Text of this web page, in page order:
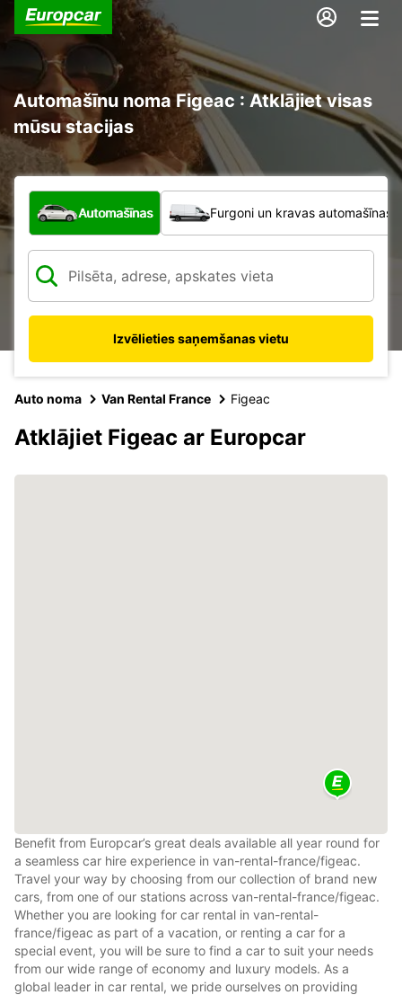
Automašīnu noma Figeac : Atklājiet visas
mūsu stacijas
Kāda veida transportlīdzeklis?
Automašīnas Furgoni un kravas automašīnas
Izvēlieties saņemšanas vietu
Auto noma Van Rental France Figeac
Atklājiet Figeac ar Europcar
Benefit from Europcar’s great deals available all year round for
a seamless car hire experience in van-rental-france/figeac.
Travel your way by choosing from our collection of brand new
cars, from one of our stations across van-rental-france/figeac.
Whether you are looking for car rental in van-rental-
france/figeac as part of a vacation, or renting a car for a
special event, you will be sure to find a car to suit your needs
from our wide range of economy and luxury models. As a
global leader in car rental, we pride ourselves on providing